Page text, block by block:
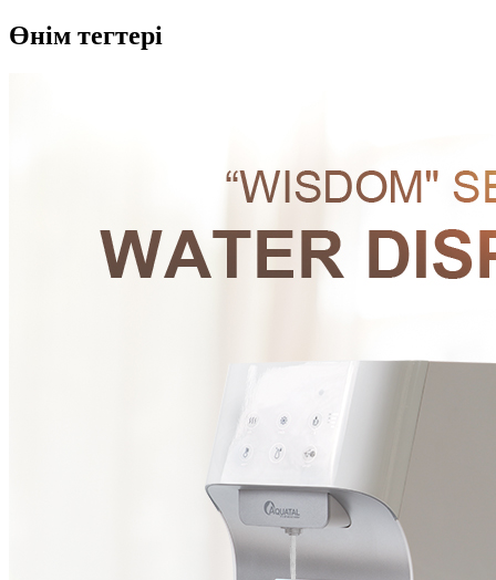
Өнім тегтері